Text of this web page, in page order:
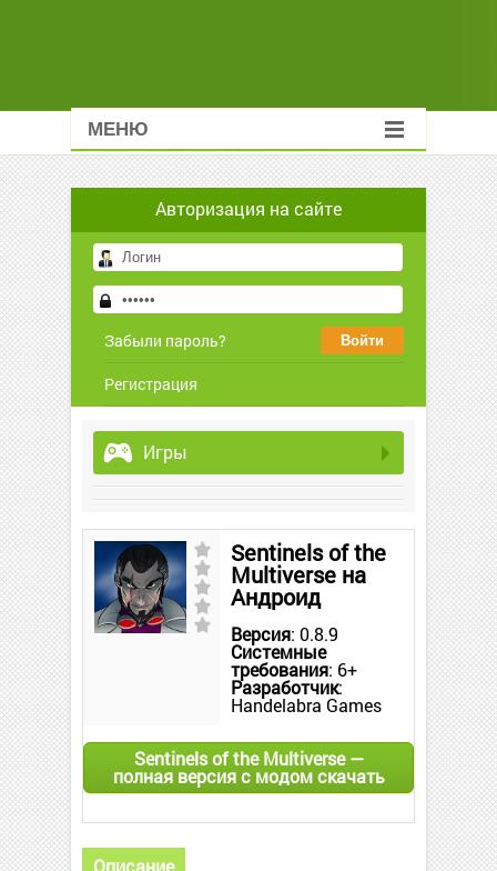
МЕНЮ
Авторизация на сайте
Забыли пароль?
Регистрация
Игры
Sentinels of the
Multiverse на
Андроид
Версия: 0.8.9
Системные
требования: 6+
Разработчик:
Handelabra Games
Sentinels of the Multiverse —
полная версия с модом скачать
Описание